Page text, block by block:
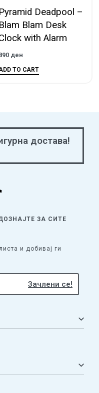
Pyramid Deadpool –
Blam Blam Desk
with Alarm
ден
TO CART
достава!
ЗА СИТЕ
и добивај ги